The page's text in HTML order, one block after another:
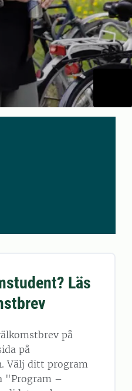
Läs
på
på
Välj ditt program
"Program –